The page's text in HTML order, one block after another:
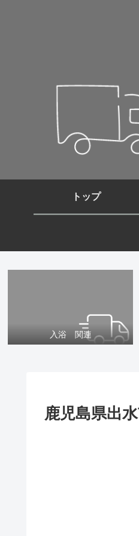
トップ
入浴 関連
鹿児島県出